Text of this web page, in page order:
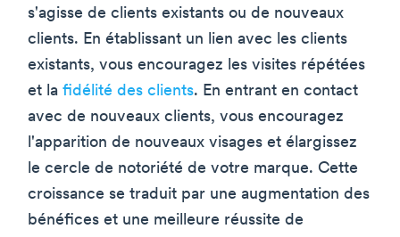
s'agisse de clients existants ou de nouveaux
clients. En établissant un lien avec les clients
existants, vous encouragez les visites répétées
et la fidélité des clients. En entrant en contact
avec de nouveaux clients, vous encouragez
l'apparition de nouveaux visages et élargissez
le cercle de notoriété de votre marque. Cette
croissance se traduit par une augmentation des
bénéfices et une meilleure réussite de